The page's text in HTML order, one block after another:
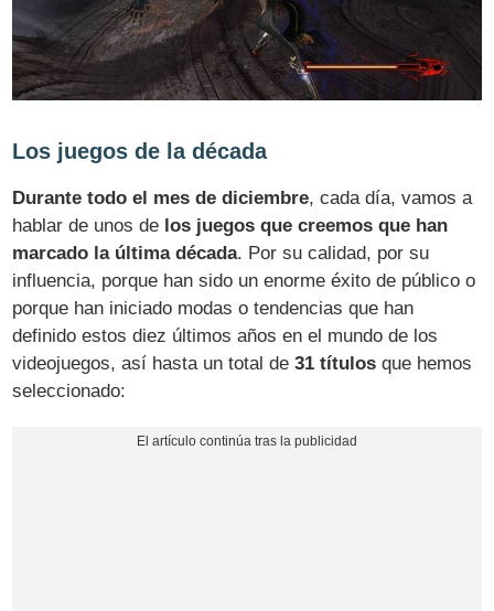
Los juegos de la década
Durante todo el mes de diciembre, cada día, vamos a
hablar de unos de los juegos que creemos que han
marcado la última década. Por su calidad, por su
influencia, porque han sido un enorme éxito de público o
porque han iniciado modas o tendencias que han
definido estos diez últimos años en el mundo de los
videojuegos, así hasta un total de31 títulos que hemos
seleccionado: